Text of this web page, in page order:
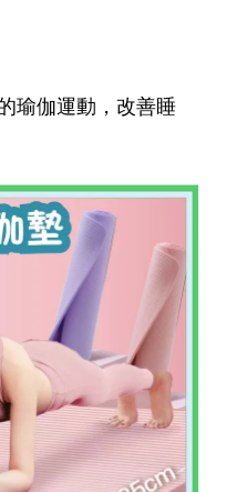
瑜伽運動，改善睡